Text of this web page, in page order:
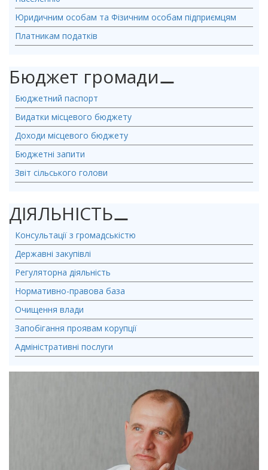
Юридичним особам та Фізичним особам підприємцям
Платникам податків
Бюджет громади⚊
Бюджетний паспорт
Видатки місцевого бюджету
Доходи місцевого бюджету
Бюджетні запити
Звіт сільського голови
ДІЯЛЬНІСТЬ⚊
Консультації з громадськістю
Державні закупівлі
Регуляторна діяльність
Нормативно-правова база
Очищення влади
Запобігання проявам корупції
Адміністративні послуги